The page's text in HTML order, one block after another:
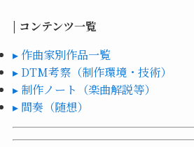
| コンテンツ一覧
▸ 作曲家別作品一覧
▸ DTM考察（制作環境・技術）
▸ 制作ノート（楽曲解説等）
▸ 間奏（随想）